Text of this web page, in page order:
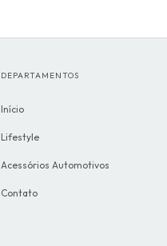
DEPARTAMENTOS
Início
Lifestyle
Acessórios Automotivos
Contato